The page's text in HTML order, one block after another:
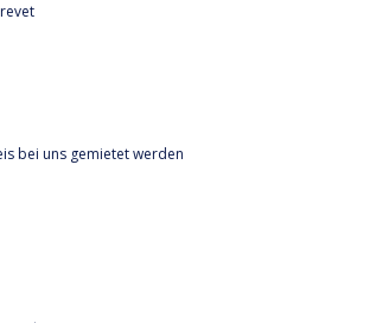
bei uns gemietet werden